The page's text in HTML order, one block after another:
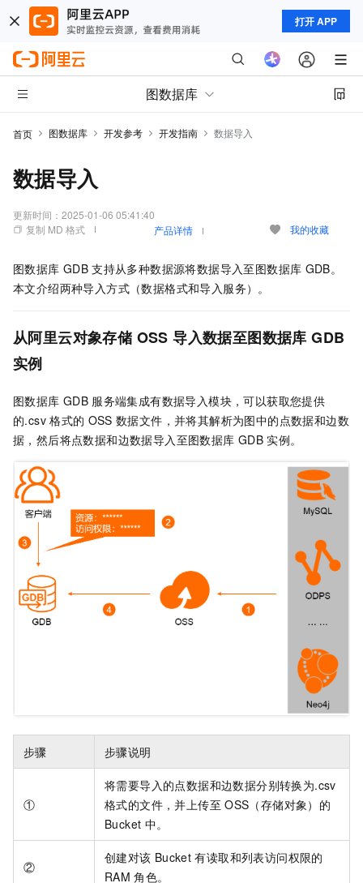
打开 APP
图数据库
首页 图数据库 开发参考 开发指南 数据导入
数据导入
更新时间： 2025-01-06 05:41:40
复制 MD 格式
产品详情 我的收藏
图数据库 GDB 支持从多种数据源将数据导入至图数据库 GDB。
本文介绍两种导入方式（数据格式和导入服务）。
从阿里云对象存储 OSS 导入数据至图数据库 GDB
实例
图数据库 GDB 服务端集成有数据导入模块，可以获取您提供
的.csv 格式的 OSS 数据文件，并将其解析为图中的点数据和边数
据，然后将点数据和边数据导入至图数据库 GDB 实例。
步骤 步骤说明
①
将需要导入的点数据和边数据分别转换为.csv
格式的文件，并上传至 OSS（存储对象）的
Bucket 中。
②
创建对该 Bucket 有读取和列表访问权限的
RAM 角色。